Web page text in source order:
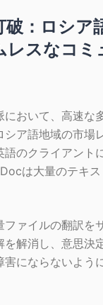
破：ロシア
レスなコミ
において、高速な
シア語地域の市場
語のクライアント
は大量のテキ
ァイルの翻訳を
を解消し、意思決
にならないよう